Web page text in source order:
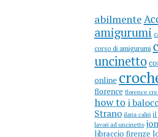
abilmente
amigurumi
corso di amigurumi
uncinetto
online
florence florence
how to i
Strano ilaria caliri il
lavori ad uncinetto jon
libraccio firenze